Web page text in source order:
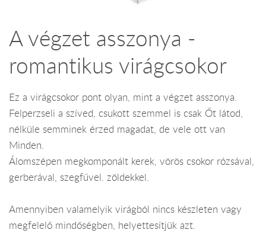
A végzet asszonya -
romantikus virágcsokor
Ez a virágcsokor pont olyan, mint a végzet asszonya.
Felperzseli a szíved, csukott szemmel is csak Őt látod,
nélküle semminek érzed magadat, de vele ott van
Minden.
Álomszépen megkomponált kerek, vörös csokor rózsával,
gerberával, szegfűvel. zöldekkel.
Amennyiben valamelyik virágból nincs készleten vagy
megfelelő mindőségben, helyettesítjük azt.